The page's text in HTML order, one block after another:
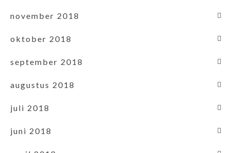
november 2018
oktober 2018
september 2018
augustus 2018
juli 2018
juni 2018